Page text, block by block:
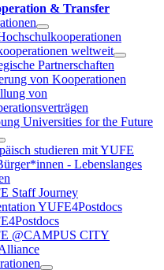
& Transfer
weltweit
Partnerschaften
von Kooperationen
von
Universities for the Future
studieren mit YUFE
- Lebenslanges
Staff Journey
YUFE4Postdocs
@CAMPUS CITY